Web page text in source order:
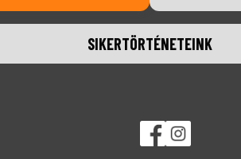
SIKERTÖRTÉNETEINK